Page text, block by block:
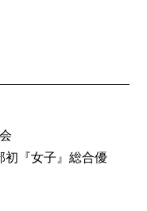
OB戦会議
『女子』総合優